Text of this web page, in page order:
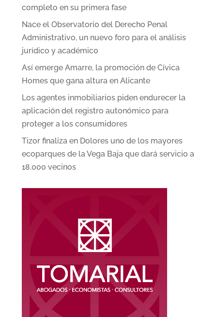
completo en su primera fase
Nace el Observatorio del Derecho Penal
Administrativo, un nuevo foro para el análisis
jurídico y académico
Así emerge Amarre, la promoción de Cívica
Homes que gana altura en Alicante
Los agentes inmobiliarios piden endurecer la
aplicación del registro autonómico para
proteger a los consumidores
Tizor finaliza en Dolores uno de los mayores
ecoparques de la Vega Baja que dará servicio a
18.000 vecinos